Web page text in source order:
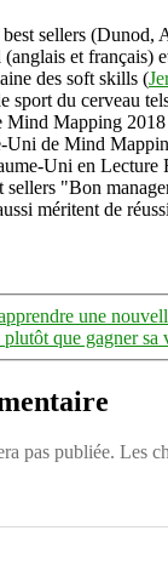
sellers (Dunod,
et français)
des soft skills (
sport du cerveau
Mind Mapping 2018
Uni de Mind
Uni en Lecture
sellers "Bon
méritent de
une
que gagner sa
pas publiée. Les